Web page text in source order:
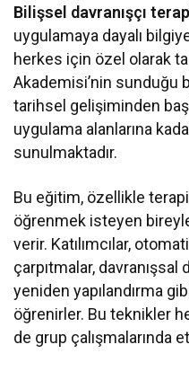
Bilişsel davranışçı
uygulamaya dayalı
herkes için özel olarak
Akademisi’nin sunduğu
tarihsel gelişiminden
uygulama alanlarına
sunulmaktadır.
Bu eğitim, özellikle
öğrenmek isteyen
verir. Katılımcılar,
çarpıtmalar, davranışsal
yeniden yapılandırma
öğrenirler. Bu teknikler
de grup çalışmalarında